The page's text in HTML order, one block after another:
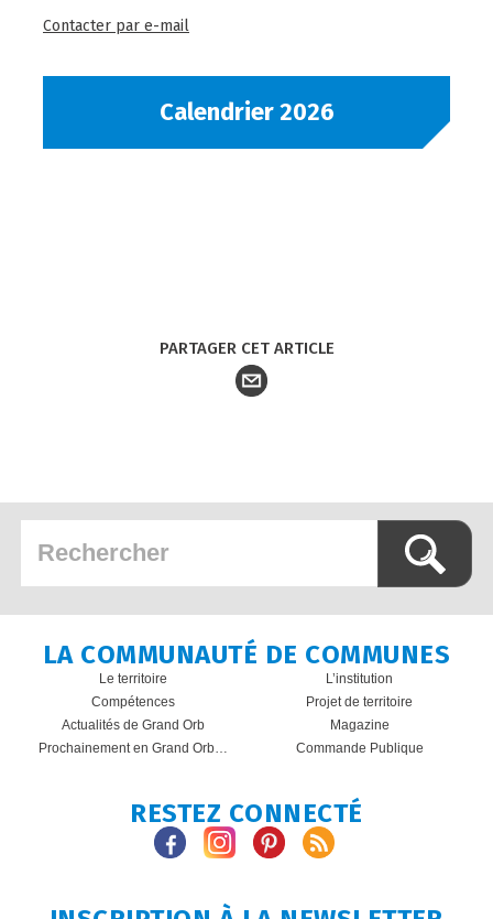
Contacter par e-mail
Calendrier 2026
PARTAGER CET ARTICLE
LA COMMUNAUTÉ DE COMMUNES
Le territoire
L’institution
Compétences
Projet de territoire
Actualités de Grand Orb
Magazine
Prochainement en Grand Orb…
Commande Publique
RESTEZ CONNECTÉ